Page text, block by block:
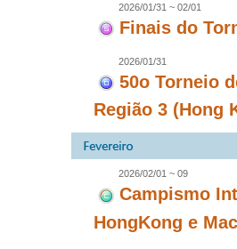
2026/01/31 ~ 02/01
Finais do
2026/01/31
50o Torneio
Região 3 (Hong
2026/02/01 ~ 09
Campismo
HongKong e